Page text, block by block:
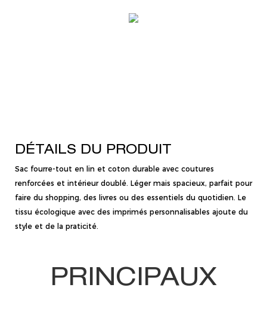
DÉTAILS DU PRODUIT
Sac fourre-tout en lin et coton durable avec coutures
renforcées et intérieur doublé. Léger mais spacieux, parfait pour
faire du shopping, des livres ou des essentiels du quotidien. Le
tissu écologique avec des imprimés personnalisables ajoute du
style et de la praticité.
PRINCIPAUX